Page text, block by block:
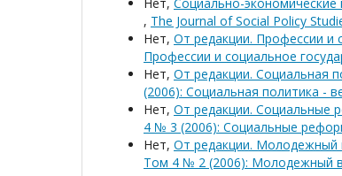
, The Journal of Social Policy
Нет, От редакции. Профессии и
Профессии и социальное
Нет, От редакции. Социальная
(2006): Социальная политика -
Нет, От редакции. Социальные
4 № 3 (2006): Социальные
Нет, От редакции. Молодежный
Том 4 № 2 (2006): Молодежный